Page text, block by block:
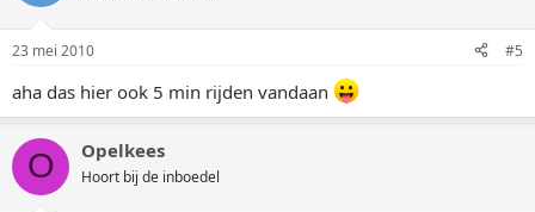
23 mei 2010 #5
aha das hier ook 5 min rijden vandaan
O Opelkees
Hoort bij de inboedel